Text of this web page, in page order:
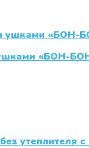
«БОН-